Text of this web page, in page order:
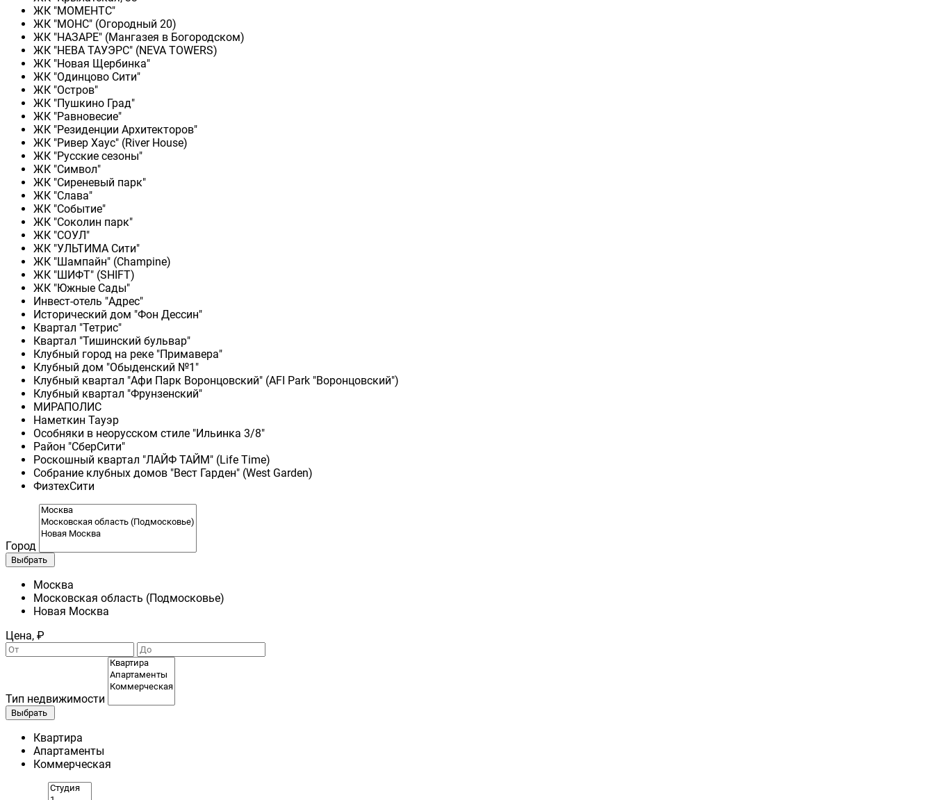
ЖК "МОМЕНТС"
ЖК "МОНС" (Огородный 20)
ЖК "НАЗАРЕ" (Мангазея в Богородском)
ЖК "НЕВА ТАУЭРС" (NEVA TOWERS)
ЖК "Новая Щербинка"
ЖК "Одинцово Сити"
ЖК "Остров"
ЖК "Пушкино Град"
ЖК "Равновесие"
ЖК "Резиденции Архитекторов"
ЖК "Ривер Хаус" (River Нouse)
ЖК "Русские сезоны"
ЖК "Символ"
ЖК "Сиреневый парк"
ЖК "Слава"
ЖК "Событие"
ЖК "Соколин парк"
ЖК "СОУЛ"
ЖК "УЛЬТИМА Сити"
ЖК "Шампайн" (Champine)
ЖК "ШИФТ" (SHIFT)
ЖК "Южные Сады"
Инвест-отель "Адрес"
Исторический дом "Фон Дессин"
Квартал "Тетрис"
Квартал "Тишинский бульвар"
Клубный город на реке "Примавера"
Клубный дом "Обыденский №1"
Клубный квартал "Афи Парк Воронцовский" (AFI Park "Воронцовский")
Клубный квартал "Фрунзенский"
МИРАПОЛИС
Наметкин Тауэр
Особняки в неорусском стиле "Ильинка 3/8"
Район "СберСити"
Роскошный квартал "ЛАЙФ ТАЙМ" (Life Time)
Собрание клубных домов "Вест Гарден" (West Garden)
ФизтехСити
Город
Выбрать
Москва
Московская область (Подмосковье)
Новая Москва
Цена, ₽
Тип недвижимости
Выбрать
Квартира
Апартаменты
Коммерческая